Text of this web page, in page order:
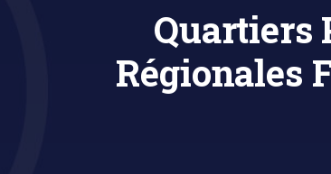
Quartiers
Régionales